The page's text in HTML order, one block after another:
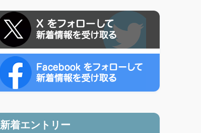
新着エントリー